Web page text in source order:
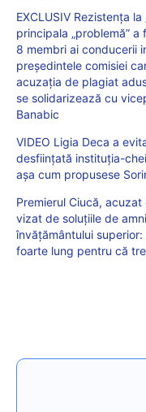
EXCLUSIV Rezistența
principala „problemă” a
8 membri ai conducerii
președintele comisiei
acuzația de plagiat
se solidarizează cu
Banabic
VIDEO Ligia Deca a
desființată instituția-
așa cum propusese
Premierul Ciucă,
vizat de soluțiile de
învățământului
foarte lung pentru că